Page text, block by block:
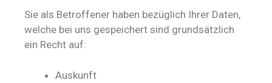
Sie als Betroffener haben bezüglich Ihrer Daten,
welche bei uns gespeichert sind grundsätzlich
ein Recht auf:
Auskunft